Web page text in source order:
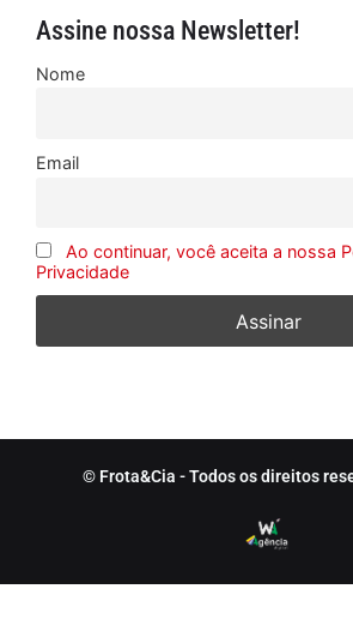
Assine nossa Newsletter!
Nome
Email
Ao continuar, você aceita a nossa
Privacidade
© Frota&Cia - Todos os direitos